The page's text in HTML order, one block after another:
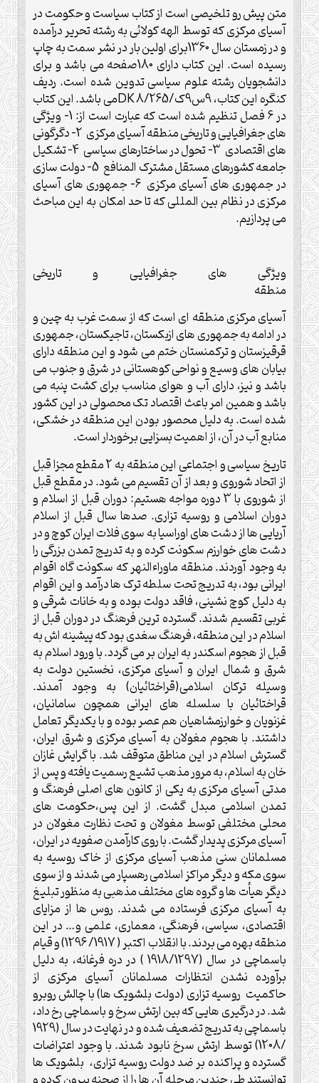
متن پیش رو تلخیصی است از کتاب سیاست و حکومت در
آسیای مرکزی که توسط الهه کولائی به رشته تحریر درآمده
و در زمستان سال 1360برای اولین بار در نشر سمت به چاپ
رسیده است. این کتاب دارای 180صفحه می باشد و برای
دانشجویان رشته علوم سیاسی تدوین شده است. ردیف
کنگره این کتاب، 9س9ک/8/265 DKمی باشد. این کتاب
در 6 فصل تنظیم شده است که عبارت است از: 1- ویژگی
های جغرافیایی و تاریخی منطقه آسیای مرکزی 2- دگرگونی
های اقتصادی 3- تحول در ساختارهای سیاسی 4- تشکیل
جامعه کشورهای مستقل مشترک المنافع 5- دولت سازی
در جمهوری های آسیای مرکزی 6- جمهوری های آسیای
مرکزی در نظام بین المللی که تا حد امکان به این مباحث
می پردازیم.
ویژگی های جغرافیایی و تاریخی
منطقه
آسیای مرکزی منطقه ای است که از سمت غرب به چین و
در ادامه به جمهوری های ازبکستان، تاجیکستان، جمهوری
قرقیزستان و ترکمنستان ختم می شود و این منطقه دارای
بیابان های وسیع و نواحی کوهستانی در شرق و جنوب می
باشد و نیز، دارای آب و هوای مناسب برای کشت پنبه می
باشد و همین امر باعث اقتصاد تک محصولی در این کشور
شده است. به دلیل محصور بودن این منطقه در خشکی،
منابع آب در آن، از اهمیت بسزایی برخوردار است.
تاریخ سیاسی و اجتماعی این منطقه به 2 مقطع مجزا قبل
از اتحاد شوروی و بعد از آن تقسیم می شود. در مقطع قبل
از شوروی با 3 دوره مواجه هستیم: دوران قبل از اسلام و
دوران اسلامی و روسیه تزاری. صدها سال قبل از اسلام
آریایی ها از دشت های اوراسیا به سوی فلات ایران کوچ و در
دشت های خوارزم سکونت کرده و به تدریج تمدن بزرگی را
به وجود آوردند. منطقه ماوراءالنهر که سکونت گاه اقوام
ایرانی بود، به تدریج تحت سلطه ترک ها درآمد و این اقوام
به دلیل کوچ نشینی، فاقد دولت بوده و به خانات شرقی و
غربی تقسیم شدند. گسترده ترین فرهنگ در دوران قبل از
اسلام در این منطقه، فرهنگ سغدی بود که پیشینه اش به
قبل از هجوم اسکندر به ایران بر می گردد. با ورود اسلام به
شرق و شمال ایران و آسیای مرکزی، نخستین دولت به
وسیله ترکان اسلامی(قراختائیان) به وجود آمدند.
قراختائیان با سلسله های ایرانی همچون سامانیان،
غزنویان و خوارزمشاهیان هم عصر بوده و با یکدیگر تعامل
داشتند. با هجوم مغولان به آسیای مرکزی و شرق ایران،
گسترش اسلام در این مناطق متوقف شد. با گرایش غازان
خان به اسلام، به مرور مذهب تشیع رسمیت یافته و پس از
مدتی آسیای مرکزی به یکی از کانون های اصلی فرهنگ و
تمدن اسلامی مبدل گشت. از این پس،حکومت های
محلی مختلفی توسط مغولان و تحت نظارت مغولان در
آسیای مرکزی پدیدار گشت. با روی کارآمدن صفویه در ایران،
مسلمانان سنی مذهب آسیای مرکزی از خاک روسیه به
سوی مکه و دیگر مراکز اسلامی رهسپار می شدند و از سوی
دیگر هیأت ها و گروه های مختلف مذهبی به منظور تبلیغ
به آسیای مرکزی فرستاده می شدند. روس ها از مزایای
اقتصادی، سیاسی، فرهنگی، معماری، علمی و… در این
منطقه بهره می بردند. با انقلاب اکتبر ( 1917/ 1296) و قیام
باسماچی در سال (1918/1297 ) در دره فرغانه، به دلیل
برآورده نشدن انتظارات مسلمانان آسیای مرکزی از
حاکمیت روسیه تزاری (دولت بلشویک ها) با چالش روبرو
شد. در درگیری هایی که بین ارتش سرخ و باسماچی رخ داد،
باسماچی به تدریج تضعیف شده و در نهایت در سال (1929
/1208) توسط ارتش سرخ نابود شدند. با وجود اعتراضات
گسترده و پراکنده بر ضد دولت روسیه تزاری، بلشویک ها